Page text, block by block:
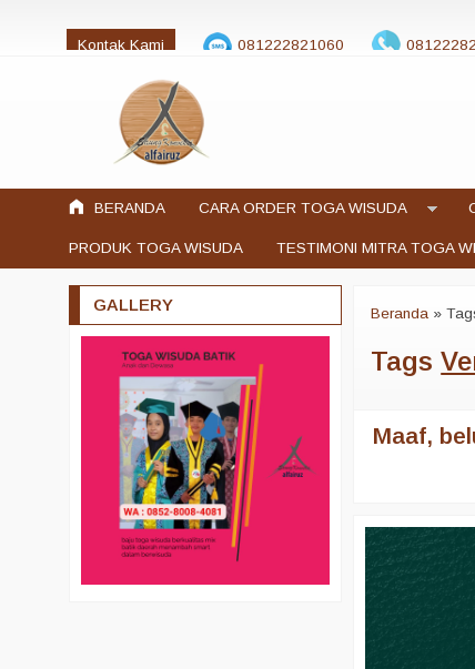
Kontak Kami 081222821060
jualtogawisuda@gmail.com
BERANDA CARA ORDER TOGA WISUDA
PRODUK TOGA WISUDA TESTIMONI MITRA TOGA
Beranda »
Tags
Maaf,
GALLERY